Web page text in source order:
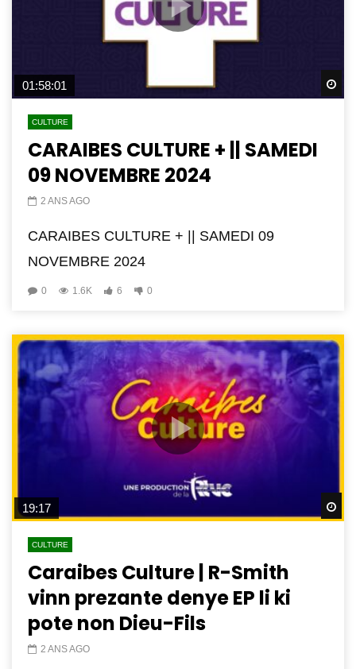
01:58:01
CULTURE
CARAIBES CULTURE + || SAMEDI
09 NOVEMBRE 2024
2 ANS AGO
CARAIBES CULTURE + || SAMEDI 09
NOVEMBRE 2024
0 1.6K 6 0
19:17
CULTURE
Caraibes Culture | R-Smith
vinn prezante denye EP li ki
pote non Dieu-Fils
2 ANS AGO